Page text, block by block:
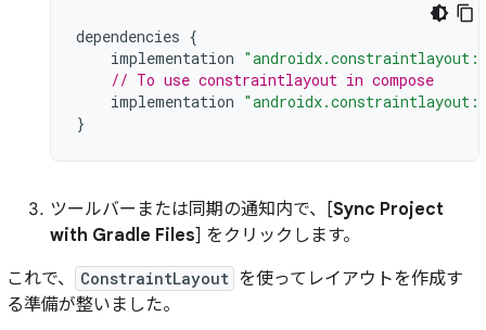
dependencies {
implementation
// To use constraintlayout in compose
implementation
}
ツールバーまたは同期の通知内で、[Sync Project
with Gradle Files] をクリックします。
これで、
ConstraintLayout を使ってレイアウトを作成す
る準備が整いました。